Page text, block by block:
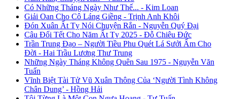
Có Những Tháng Ngày Như Thế... - Kim Loan
Giải Oan Cho Cô Láng Giềng - Trịnh Anh Khôi
Đón Xuân Ất Tỵ Nói Chuyện Rắn - Nguyễn Quý Đại
Câu Đối Tết Cho Năm Ất Tỵ 2025 - Đỗ Chiêu Đức
Trần Trung Đạo – Người Tiều Phu Quét Lá Sưởi Ấm Cho
Đời - Hai Trầu Lương Thư Trung
Những Ngày Tháng Không Quên Sau 1975 - Nguyễn Văn
Tuấn
Vĩnh Biệt Tài Tử Vũ Xuân Thông Của ‘Người Tình Không
Chân Dung’ - Hồng Hải